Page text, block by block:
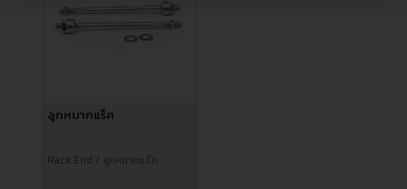
ลูกหมากแร็ค
Rack End / ลูกหมากแร็ค